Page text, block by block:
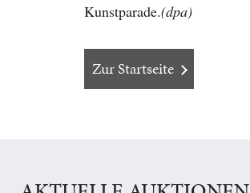
Kunstparade.(dpa)
Zur Startseite